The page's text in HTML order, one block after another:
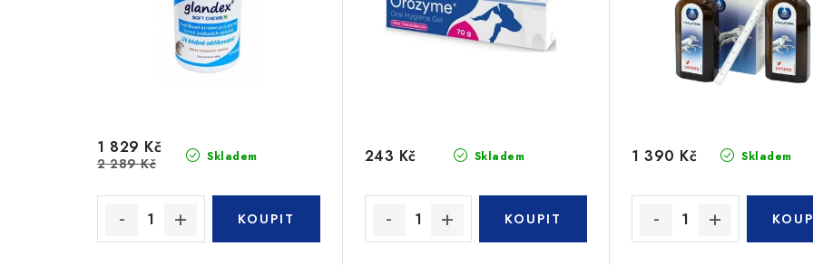
Skladem
1 829 Kč
2 289 Kč Skladem
243 Kč Skladem
1 390 Kč